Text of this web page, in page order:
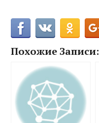
Похожие Записи: